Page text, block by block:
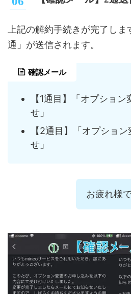
上記の解約手続きが完了しま
通」が送信されます。
確認メール
【1通目】「オプショ
せ」
【2通目】「オプショ
せ」
お疲れ様